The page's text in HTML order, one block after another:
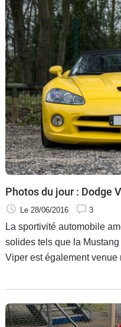
Photos du jour : Dodge
Le 28/06/2016 3
La sportivité automobile
solides tels que la
Viper est également venue
pays de l’oncle Sam.